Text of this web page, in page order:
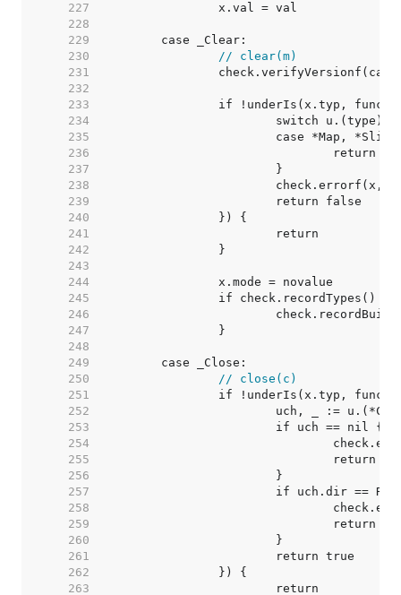
   227
   228
   229
   230
// clear(m)
   231
   232
   233
   234
   235
   236
   237
   238
   239
   240
   241
   242
   243
   244
   245
   246
   247
   248
   249
   250
// close(c)
   251
   252
   253
   254
   255
   256
   257
   258
   259
   260
   261
   262
   263